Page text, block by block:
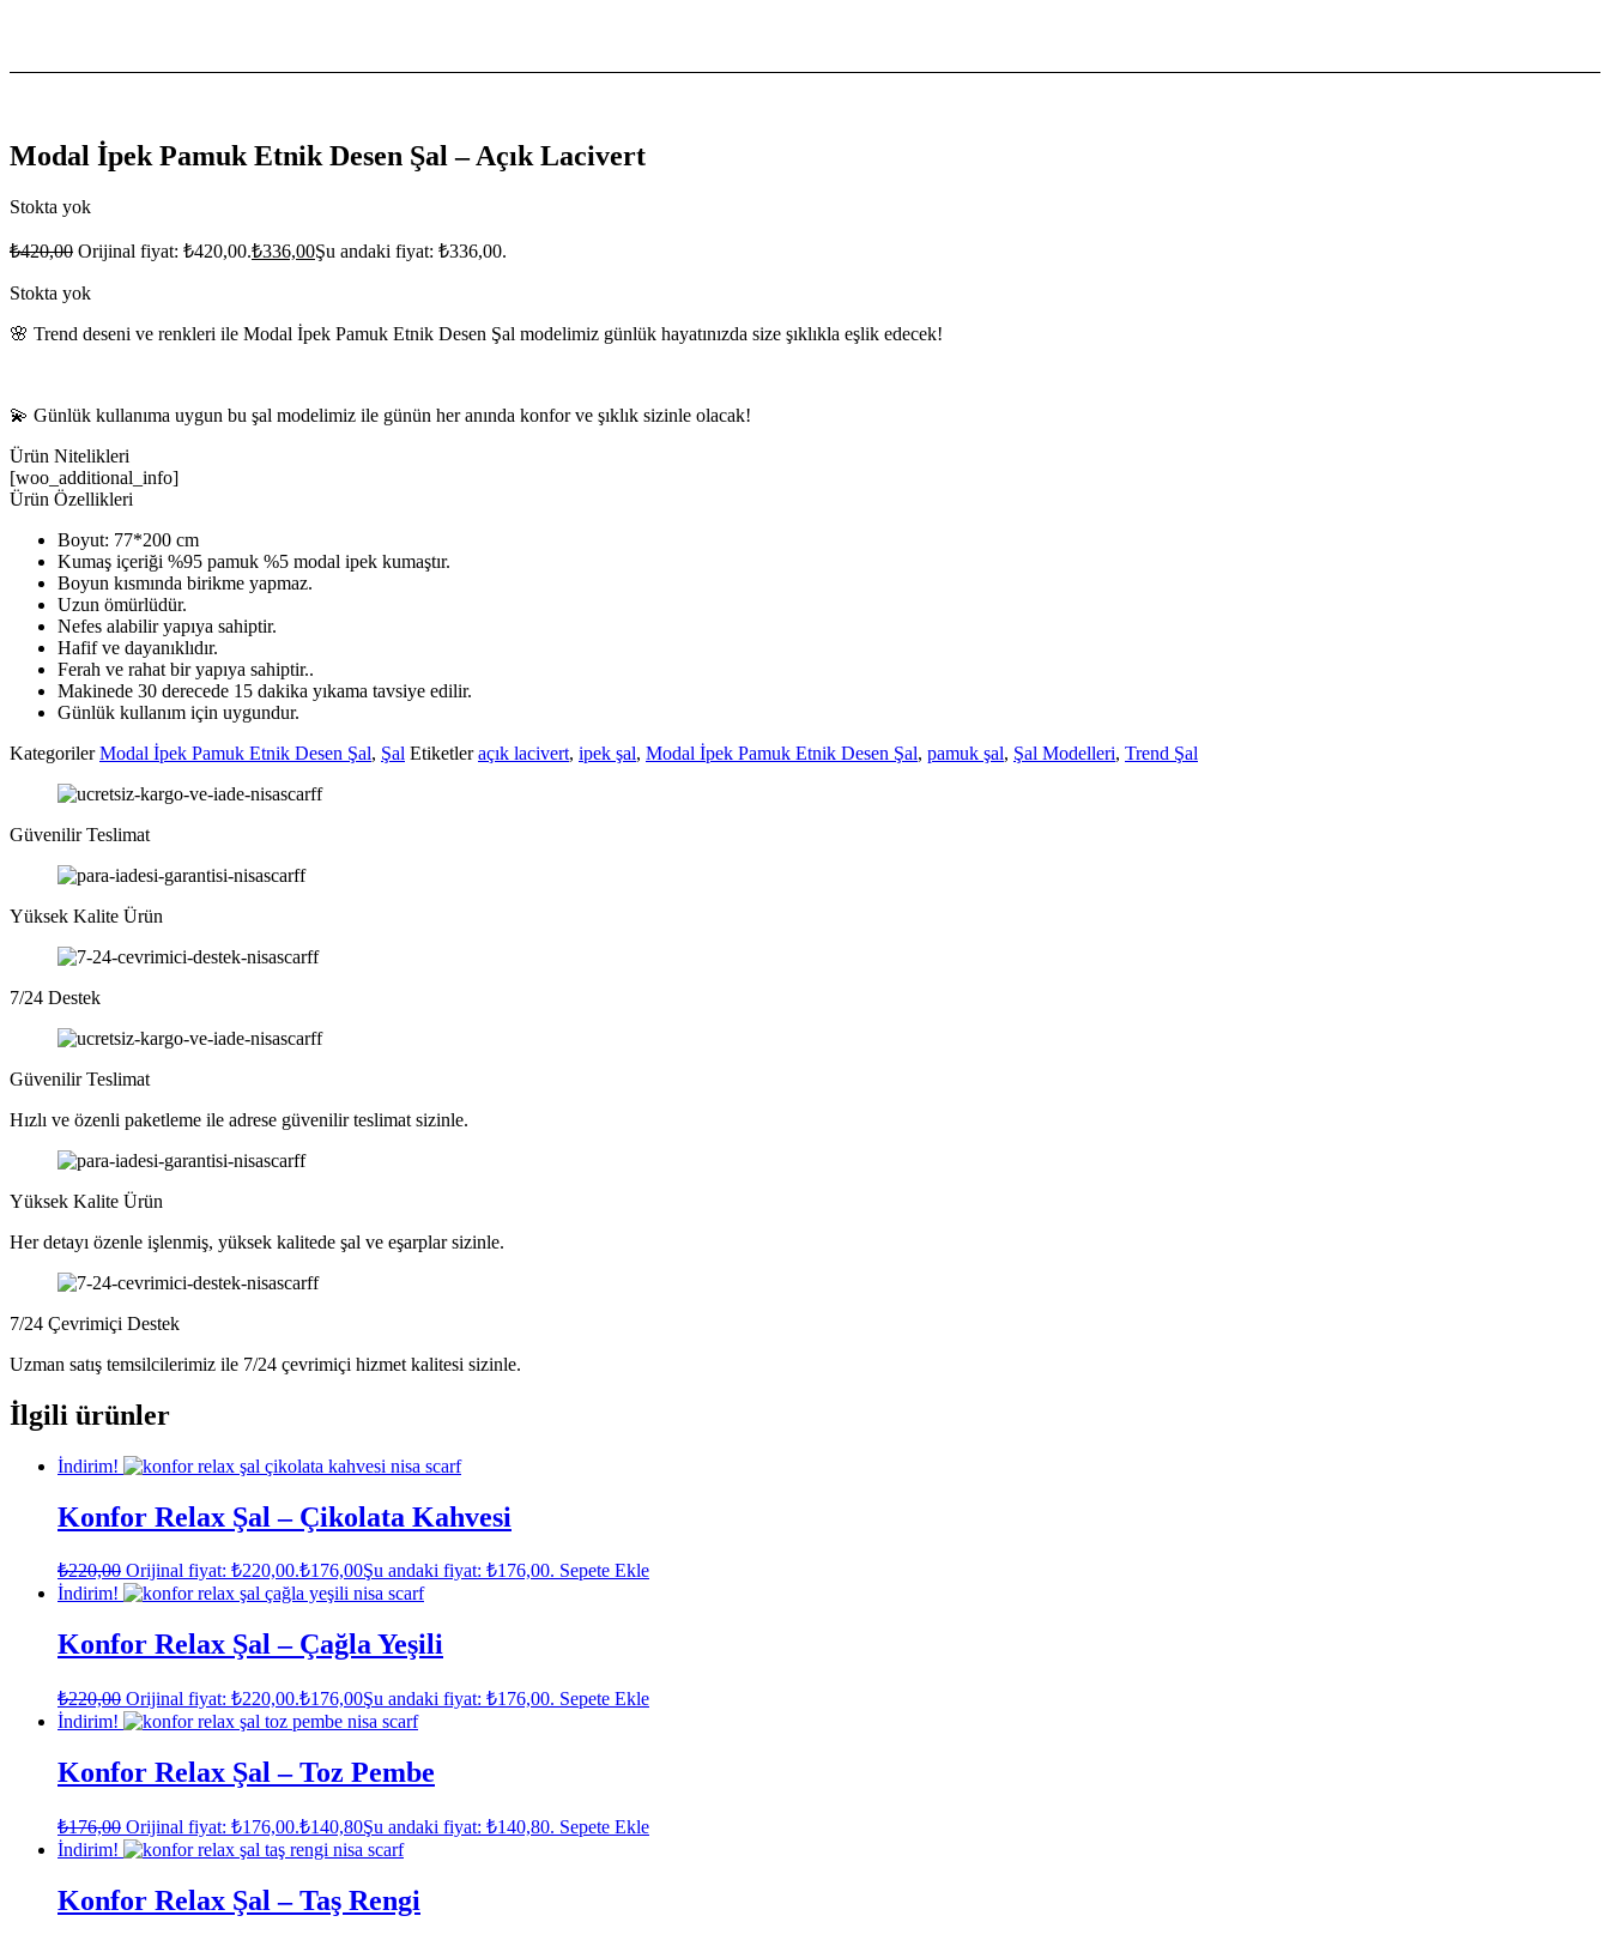
Modal İpek Pamuk Etnik Desen Şal – Açık Lacivert
Stokta yok
₺420,00 Orijinal fiyat: ₺420,00.₺336,00Şu andaki fiyat: ₺336,00.
Stokta yok
🌸 Trend deseni ve renkleri ile Modal İpek Pamuk Etnik Desen Şal modelimiz günlük hayatınızda size şıklıkla eşlik edecek!
💫 Günlük kullanıma uygun bu şal modelimiz ile günün her anında konfor ve şıklık sizinle olacak!
Ürün Nitelikleri
[woo_additional_info]
Ürün Özellikleri
Boyut: 77*200 cm
Kumaş içeriği %95 pamuk %5 modal ipek kumaştır.
Boyun kısmında birikme yapmaz.
Uzun ömürlüdür.
Nefes alabilir yapıya sahiptir.
Hafif ve dayanıklıdır.
Ferah ve rahat bir yapıya sahiptir..
Makinede 30 derecede 15 dakika yıkama tavsiye edilir.
Günlük kullanım için uygundur.
Kategoriler Modal İpek Pamuk Etnik Desen Şal, Şal Etiketler açık lacivert, ipek şal, Modal İpek Pamuk Etnik Desen Şal, pamuk şal, Şal Modelleri, Trend Şal
Güvenilir Teslimat
Yüksek Kalite Ürün
7/24 Destek
Güvenilir Teslimat
Hızlı ve özenli paketleme ile adrese güvenilir teslimat sizinle.
Yüksek Kalite Ürün
Her detayı özenle işlenmiş, yüksek kalitede şal ve eşarplar sizinle.
7/24 Çevrimiçi Destek
Uzman satış temsilcilerimiz ile 7/24 çevrimiçi hizmet kalitesi sizinle.
İlgili ürünler
İndirim!
Konfor Relax Şal – Çikolata Kahvesi
₺220,00 Orijinal fiyat: ₺220,00.₺176,00Şu andaki fiyat: ₺176,00. Sepete Ekle
İndirim!
Konfor Relax Şal – Çağla Yeşili
₺220,00 Orijinal fiyat: ₺220,00.₺176,00Şu andaki fiyat: ₺176,00. Sepete Ekle
İndirim!
Konfor Relax Şal – Toz Pembe
₺176,00 Orijinal fiyat: ₺176,00.₺140,80Şu andaki fiyat: ₺140,80. Sepete Ekle
İndirim!
Konfor Relax Şal – Taş Rengi